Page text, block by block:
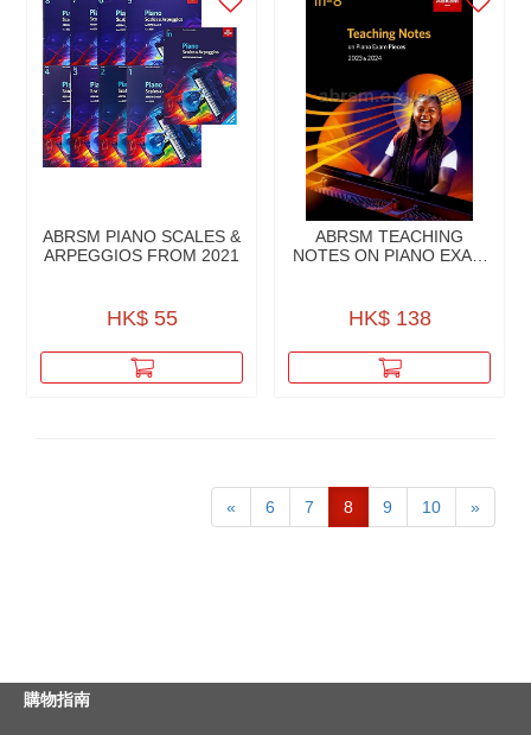
ABRSM PIANO SCALES &
ARPEGGIOS FROM 2021
HK$ 55
ABRSM TEACHING
NOTES ON PIANO EXAM
HK$ 138
« 6 7 8 9 10 »
購物指南